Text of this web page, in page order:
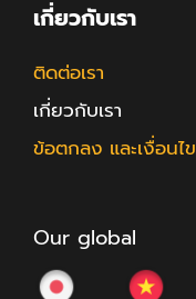
เกี่ยวกับเรา
ติดต่อเรา
เกี่ยวกับเรา
ข้อตกลง และเงื่อนไข
Our global